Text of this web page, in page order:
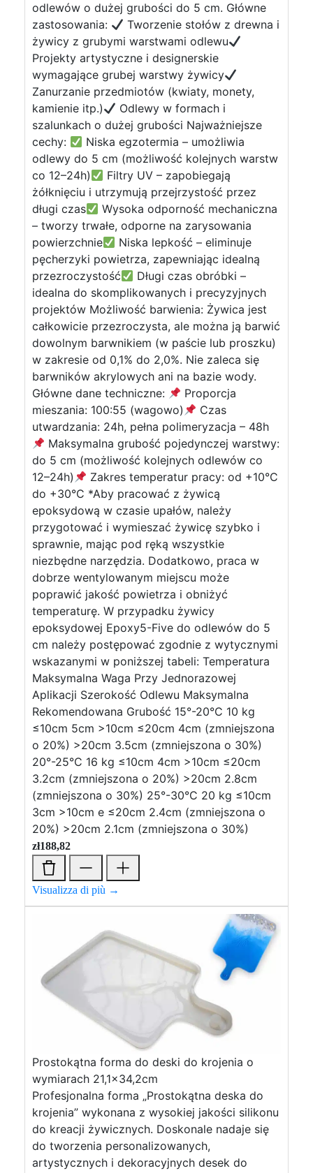
odlewów o dużej grubości do 5 cm. Główne
zastosowania:
Tworzenie stołów z drewna i
żywicy z grubymi warstwami odlewu
Projekty artystyczne i designerskie
wymagające grubej warstwy żywicy
Zanurzanie przedmiotów (kwiaty, monety,
kamienie itp.)
Odlewy w formach i
szalunkach o dużej grubości Najważniejsze
cechy:
Niska egzotermia – umożliwia
odlewy do 5 cm (możliwość kolejnych warstw
co 12–24h)
Filtry UV – zapobiegają
żółknięciu i utrzymują przejrzystość przez
długi czas
Wysoka odporność mechaniczna
– tworzy trwałe, odporne na zarysowania
powierzchnie
Niska lepkość – eliminuje
pęcherzyki powietrza, zapewniając idealną
przezroczystość
Długi czas obróbki –
idealna do skomplikowanych i precyzyjnych
projektów Możliwość barwienia: Żywica jest
całkowicie przezroczysta, ale można ją barwić
dowolnym barwnikiem (w paście lub proszku)
w zakresie od 0,1% do 2,0%. Nie zaleca się
barwników akrylowych ani na bazie wody.
Główne dane techniczne:
Proporcja
mieszania: 100:55 (wagowo)
Czas
utwardzania: 24h, pełna polimeryzacja – 48h
Maksymalna grubość pojedynczej warstwy:
do 5 cm (możliwość kolejnych odlewów co
12–24h)
Zakres temperatur pracy: od +10°C
do +30°C *Aby pracować z żywicą
epoksydową w czasie upałów, należy
przygotować i wymieszać żywicę szybko i
sprawnie, mając pod ręką wszystkie
niezbędne narzędzia. Dodatkowo, praca w
dobrze wentylowanym miejscu może
poprawić jakość powietrza i obniżyć
temperaturę. W przypadku żywicy
epoksydowej Epoxy5-Five do odlewów do 5
cm należy postępować zgodnie z wytycznymi
wskazanymi w poniższej tabeli: Temperatura
Maksymalna Waga Przy Jednorazowej
Aplikacji Szerokość Odlewu Maksymalna
Rekomendowana Grubość 15°-20°C 10 kg
≤10cm 5cm >10cm ≤20cm 4cm (zmniejszona
o 20%) >20cm 3.5cm (zmniejszona o 30%)
20°-25°C 16 kg ≤10cm 4cm >10cm ≤20cm
3.2cm (zmniejszona o 20%) >20cm 2.8cm
(zmniejszona o 30%) 25°-30°C 20 kg ≤10cm
3cm >10cm e ≤20cm 2.4cm (zmniejszona o
20%) >20cm 2.1cm (zmniejszona o 30%)
zł188,82
Visualizza di più →
Prostokątna forma do deski do krojenia o
wymiarach 21,1×34,2cm
Profesjonalna forma „Prostokątna deska do
krojenia” wykonana z wysokiej jakości silikonu
do kreacji żywicznych. Doskonale nadaje się
do tworzenia personalizowanych,
artystycznych i dekoracyjnych desek do